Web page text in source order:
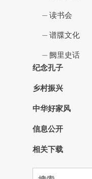
读书会
谱牒文化
阙里史话
纪念孔子
乡村振兴
中华好家风
信息公开
相关下载
搜